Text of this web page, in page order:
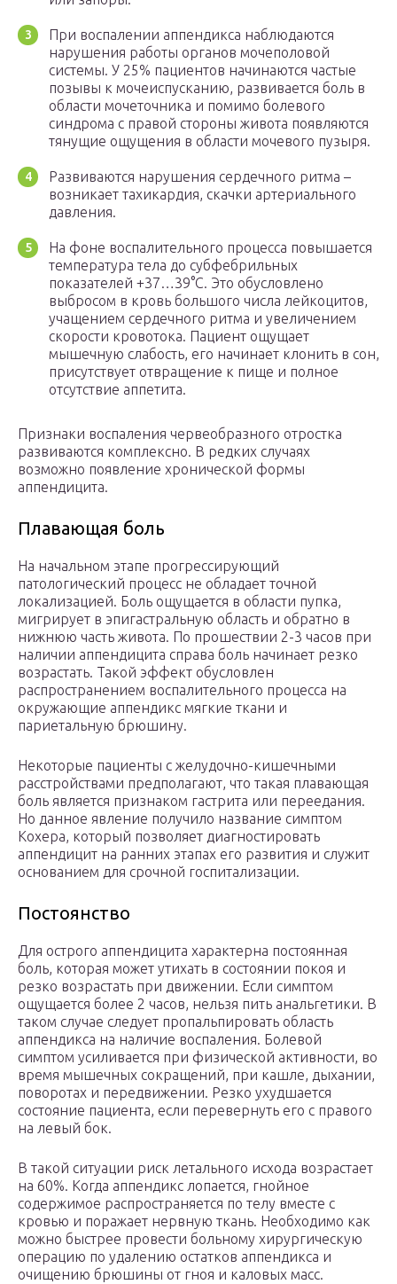
При воспалении аппендикса наблюдаются
нарушения работы органов мочеполовой
системы. У 25% пациентов начинаются частые
позывы к мочеиспусканию, развивается боль в
области мочеточника и помимо болевого
синдрома с правой стороны живота появляются
тянущие ощущения в области мочевого пузыря.
Развиваются нарушения сердечного ритма –
возникает тахикардия, скачки артериального
давления.
На фоне воспалительного процесса повышается
температура тела до субфебрильных
показателей +37…39°C. Это обусловлено
выбросом в кровь большого числа лейкоцитов,
учащением сердечного ритма и увеличением
скорости кровотока. Пациент ощущает
мышечную слабость, его начинает клонить в сон,
присутствует отвращение к пище и полное
отсутствие аппетита.
Признаки воспаления червеобразного отростка
развиваются комплексно. В редких случаях
возможно появление хронической формы
аппендицита.
Плавающая боль
На начальном этапе прогрессирующий
патологический процесс не обладает точной
локализацией. Боль ощущается в области пупка,
мигрирует в эпигастральную область и обратно в
нижнюю часть живота. По прошествии 2-3 часов при
наличии аппендицита справа боль начинает резко
возрастать. Такой эффект обусловлен
распространением воспалительного процесса на
окружающие аппендикс мягкие ткани и
париетальную брюшину.
Некоторые пациенты с желудочно-кишечными
расстройствами предполагают, что такая плавающая
боль является признаком гастрита или переедания.
Но данное явление получило название симптом
Кохера, который позволяет диагностировать
аппендицит на ранних этапах его развития и служит
основанием для срочной госпитализации.
Постоянство
Для острого аппендицита характерна постоянная
боль, которая может утихать в состоянии покоя и
резко возрастать при движении. Если симптом
ощущается более 2 часов, нельзя пить анальгетики. В
таком случае следует пропальпировать область
аппендикса на наличие воспаления. Болевой
симптом усиливается при физической активности, во
время мышечных сокращений, при кашле, дыхании,
поворотах и передвижении. Резко ухудшается
состояние пациента, если перевернуть его с правого
на левый бок.
В такой ситуации риск летального исхода возрастает
на 60%. Когда аппендикс лопается, гнойное
содержимое распространяется по телу вместе с
кровью и поражает нервную ткань. Необходимо как
можно быстрее провести больному хирургическую
операцию по удалению остатков аппендикса и
очищению брюшины от гноя и каловых масс.